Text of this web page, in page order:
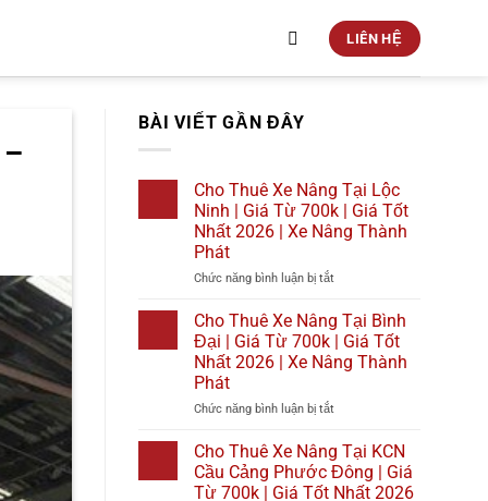
LIÊN HỆ
BÀI VIẾT GẦN ĐÂY
Cho Thuê Xe Nâng Tại Lộc
Ninh | Giá Từ 700k | Giá Tốt
Nhất 2026 | Xe Nâng Thành
Phát
Chức năng bình luận bị tắtở
Thuê
Xe
Nâng
Tại
Ninh
Giá
Từ
700k
Cho Thuê Xe Nâng Tại Bình
Đại | Giá Từ 700k | Giá Tốt
Nhất 2026 | Xe Nâng Thành
Phát
Chức năng bình luận bị tắtở
Thuê
Xe
Nâng
Cho Thuê Xe Nâng Tại KCN
Cầu Cảng Phước Đông | Giá
Từ 700k | Giá Tốt Nhất 2026